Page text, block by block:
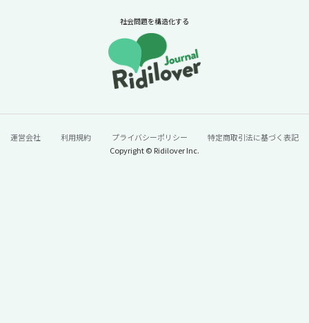
社会問題を構造化する
運営会社 利用規約 プライバシーポリシー
特定商取引法に基づく表記
Copyright © Ridilover Inc.